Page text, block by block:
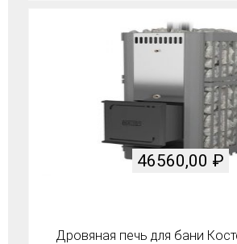
Дровяная печь для бани
46560,00 ₽